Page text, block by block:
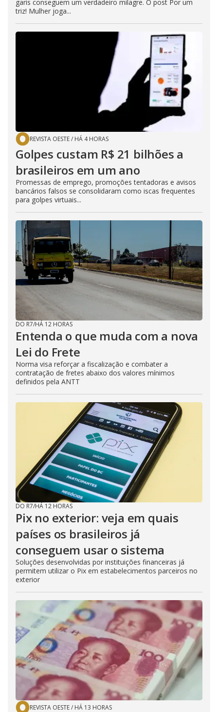
garis conseguem um verdadeiro milagre. O post Por um
triz! Mulher joga...
REVISTA OESTE/ HÁ 4 HORAS
Golpes custam R$ 21 bilhões a
brasileiros em um ano
Promessas de emprego, promoções tentadoras e avisos
bancários falsos se consolidaram como iscas frequentes
para golpes virtuais...
DO R7/HÁ 12 HORAS
Entenda o que muda com a nova
Lei do Frete
Norma visa reforçar a fiscalização e combater a
contratação de fretes abaixo dos valores mínimos
definidos pela ANTT
DO R7/HÁ 12 HORAS
Pix no exterior: veja em quais
países os brasileiros já
conseguem usar o sistema
Soluções desenvolvidas por instituições financeiras já
permitem utilizar o Pix em estabelecimentos parceiros no
exterior
REVISTA OESTE/ HÁ 13 HORAS